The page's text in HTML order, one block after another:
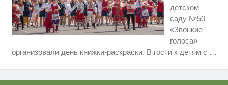
детском
саду №50
«Звонкие
голоса»
организовали день книжки-раскраски. В гости к детям с …
без слов! Пересмотрела 10 раз